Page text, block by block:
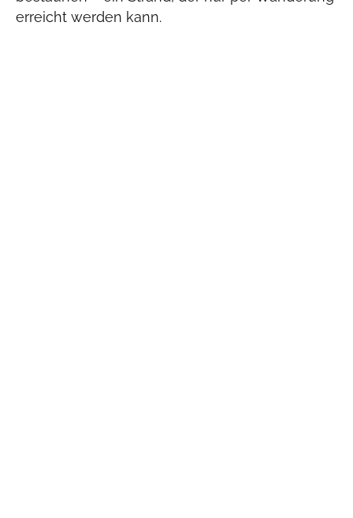
erreicht werden kann.